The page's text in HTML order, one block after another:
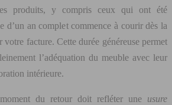
produits, y compris ceux qui ont été
d’un an complet commence à courir dès la
votre facture. Cette durée généreuse permet
l’adéquation du meuble avec leur
intérieure.
du retour doit refléter une usure